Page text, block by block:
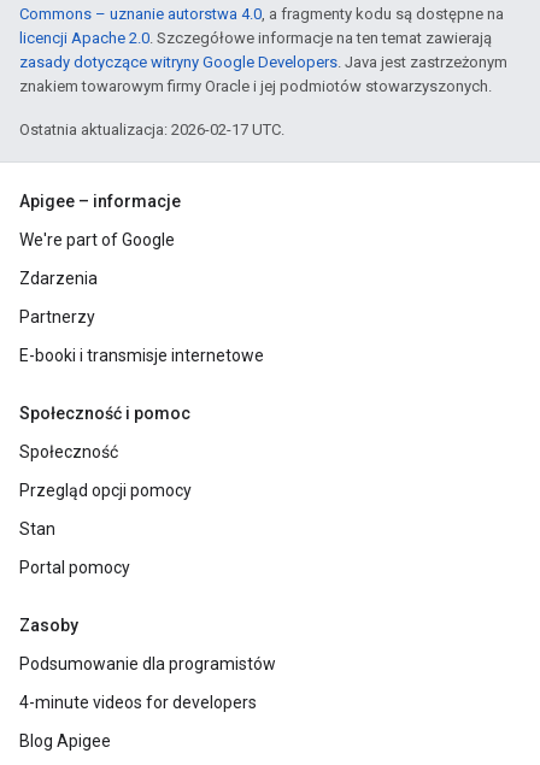
Commons – uznanie autorstwa 4.0, a fragmenty kodu są dostępne na
licencji Apache 2.0. Szczegółowe informacje na ten temat zawierają
zasady dotyczące witryny Google Developers. Java jest zastrzeżonym
znakiem towarowym firmy Oracle i jej podmiotów stowarzyszonych.
Ostatnia aktualizacja: 2026-02-17 UTC.
Apigee – informacje
We're part of Google
Zdarzenia
Partnerzy
E-booki i transmisje internetowe
Społeczność i pomoc
Społeczność
Przegląd opcji pomocy
Stan
Portal pomocy
Zasoby
Podsumowanie dla programistów
4-minute videos for developers
Blog Apigee